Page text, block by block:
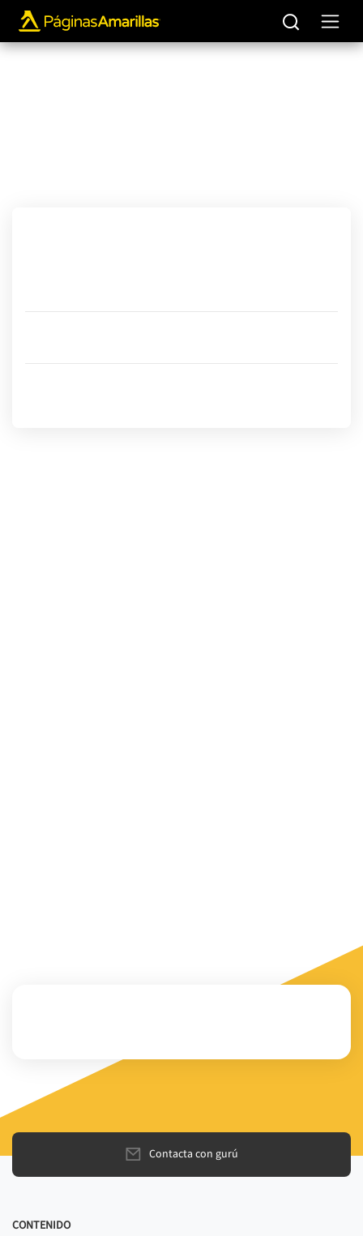
Contacta con gurú
CONTENIDO